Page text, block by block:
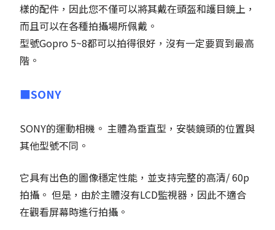
樣的配件，因此您不僅可以將其戴在頭盔和護目鏡上，
而且可以在各種拍攝場所佩戴。
型號Gopro 5~8都可以拍得很好，沒有一定要買到最高
階。
■SONY
SONY的運動相機。 主體為垂直型，安裝鏡頭的位置與
其他型號不同。
它具有出色的圖像穩定性能，並支持完整的高清/ 60p
拍攝。 但是，由於主體沒有LCD監視器，因此不適合
在觀看屏幕時進行拍攝。